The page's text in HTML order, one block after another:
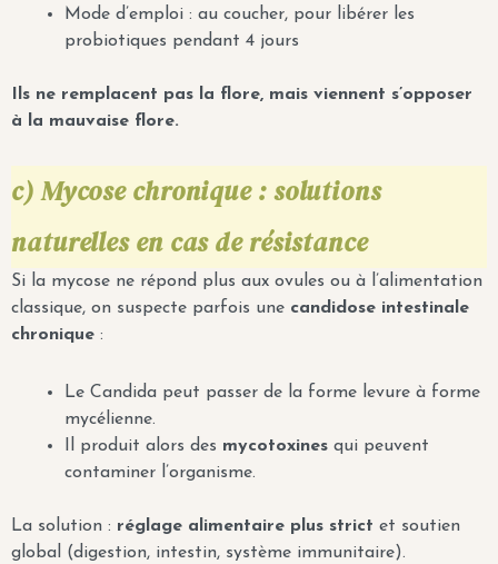
Mode d’emploi : au coucher, pour libérer les
probiotiques pendant 4 jours
Ils ne remplacent pas la flore, mais viennent s’opposer
à la mauvaise flore.
c) Mycose chronique : solutions
naturelles en cas de résistance
Si la mycose ne répond plus aux ovules ou à l’alimentation
classique, on suspecte parfois une candidose intestinale
chronique :
Le Candida peut passer de la forme levure à forme
mycélienne.
Il produit alors des mycotoxines qui peuvent
contaminer l’organisme.
La solution : réglage alimentaire plus strict et soutien
global (digestion, intestin, système immunitaire).